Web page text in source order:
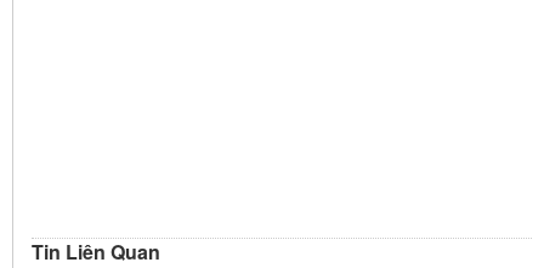
Tin Liên Quan